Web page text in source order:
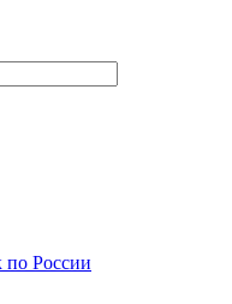
по России